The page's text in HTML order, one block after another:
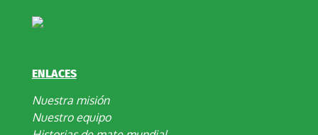
ENLACES
Nuestra misión
Nuestro equipo